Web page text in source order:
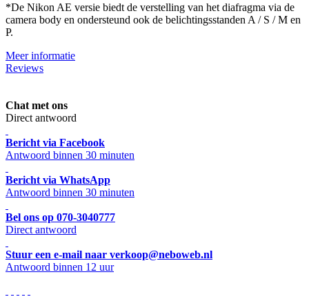
*De Nikon AE versie biedt de verstelling van het diafragma via de
camera body en ondersteund ook de belichtingsstanden A / S / M en
P.
Meer informatie
Reviews
Chat met ons
Direct antwoord
Bericht via Facebook
Antwoord binnen 30 minuten
Bericht via WhatsApp
Antwoord binnen 30 minuten
Bel ons op 070-3040777
Direct antwoord
Stuur een e-mail naar verkoop@neboweb.nl
Antwoord binnen 12 uur